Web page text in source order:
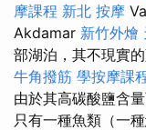
摩課程 新北 按摩
Akdamar 新竹外燴
部湖泊，其不現實
牛角撥筋 學按摩課
由於其高碳酸鹽含
只有一種魚類（一